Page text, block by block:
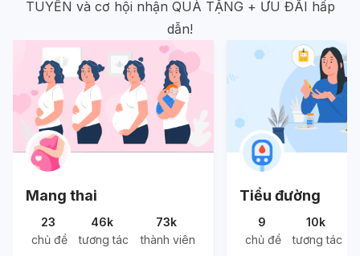
TUYẾN và cơ hội nhận QUÀ TẶNG + ƯU ĐÃI hấp
dẫn!
Mang thai
23
chủ đề
46k
tương tác
73k
thành viên
Tiểu đường
9
chủ đề
10k
tương tác